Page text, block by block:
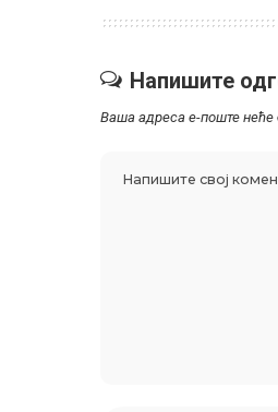
Напишите
Ваша адреса е-поште неће